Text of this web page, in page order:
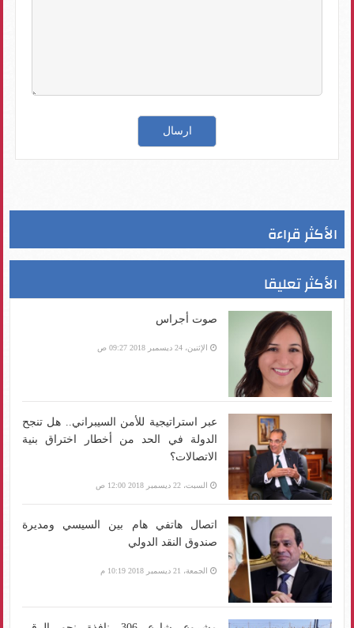
الأكثر قراءة
الأكثر تعليقا
صوت أجراس
الإثنين، 24 ديسمبر 2018 09:27 ص
عبر استراتيجية للأمن السيبراني.. هل تنجح
الدولة في الحد من أخطار اختراق بنية
الاتصالات؟
السبت، 22 ديسمبر 2018 12:00 ص
اتصال هاتفي هام بين السيسي ومديرة
صندوق النقد الدولي
الجمعة، 21 ديسمبر 2018 10:19 م